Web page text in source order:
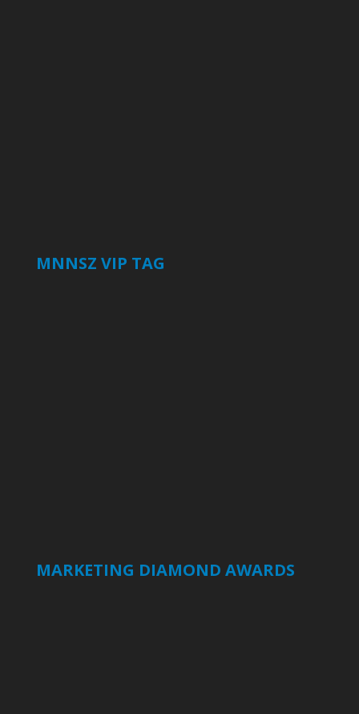
MNNSZ VIP TAG
MARKETING DIAMOND AWARDS